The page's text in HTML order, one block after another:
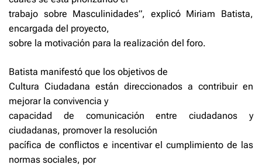
trabajo sobre Masculinidades”, explicó Miriam Batista,
encargada del proyecto,
sobre la motivación para la realización del foro.
Batista manifestó que los objetivos de
Cultura Ciudadana están direccionados a contribuir en
mejorar la convivencia y
capacidad de comunicación entre ciudadanos y
ciudadanas, promover la resolución
pacífica de conflictos e incentivar el cumplimiento de las
normas sociales, por